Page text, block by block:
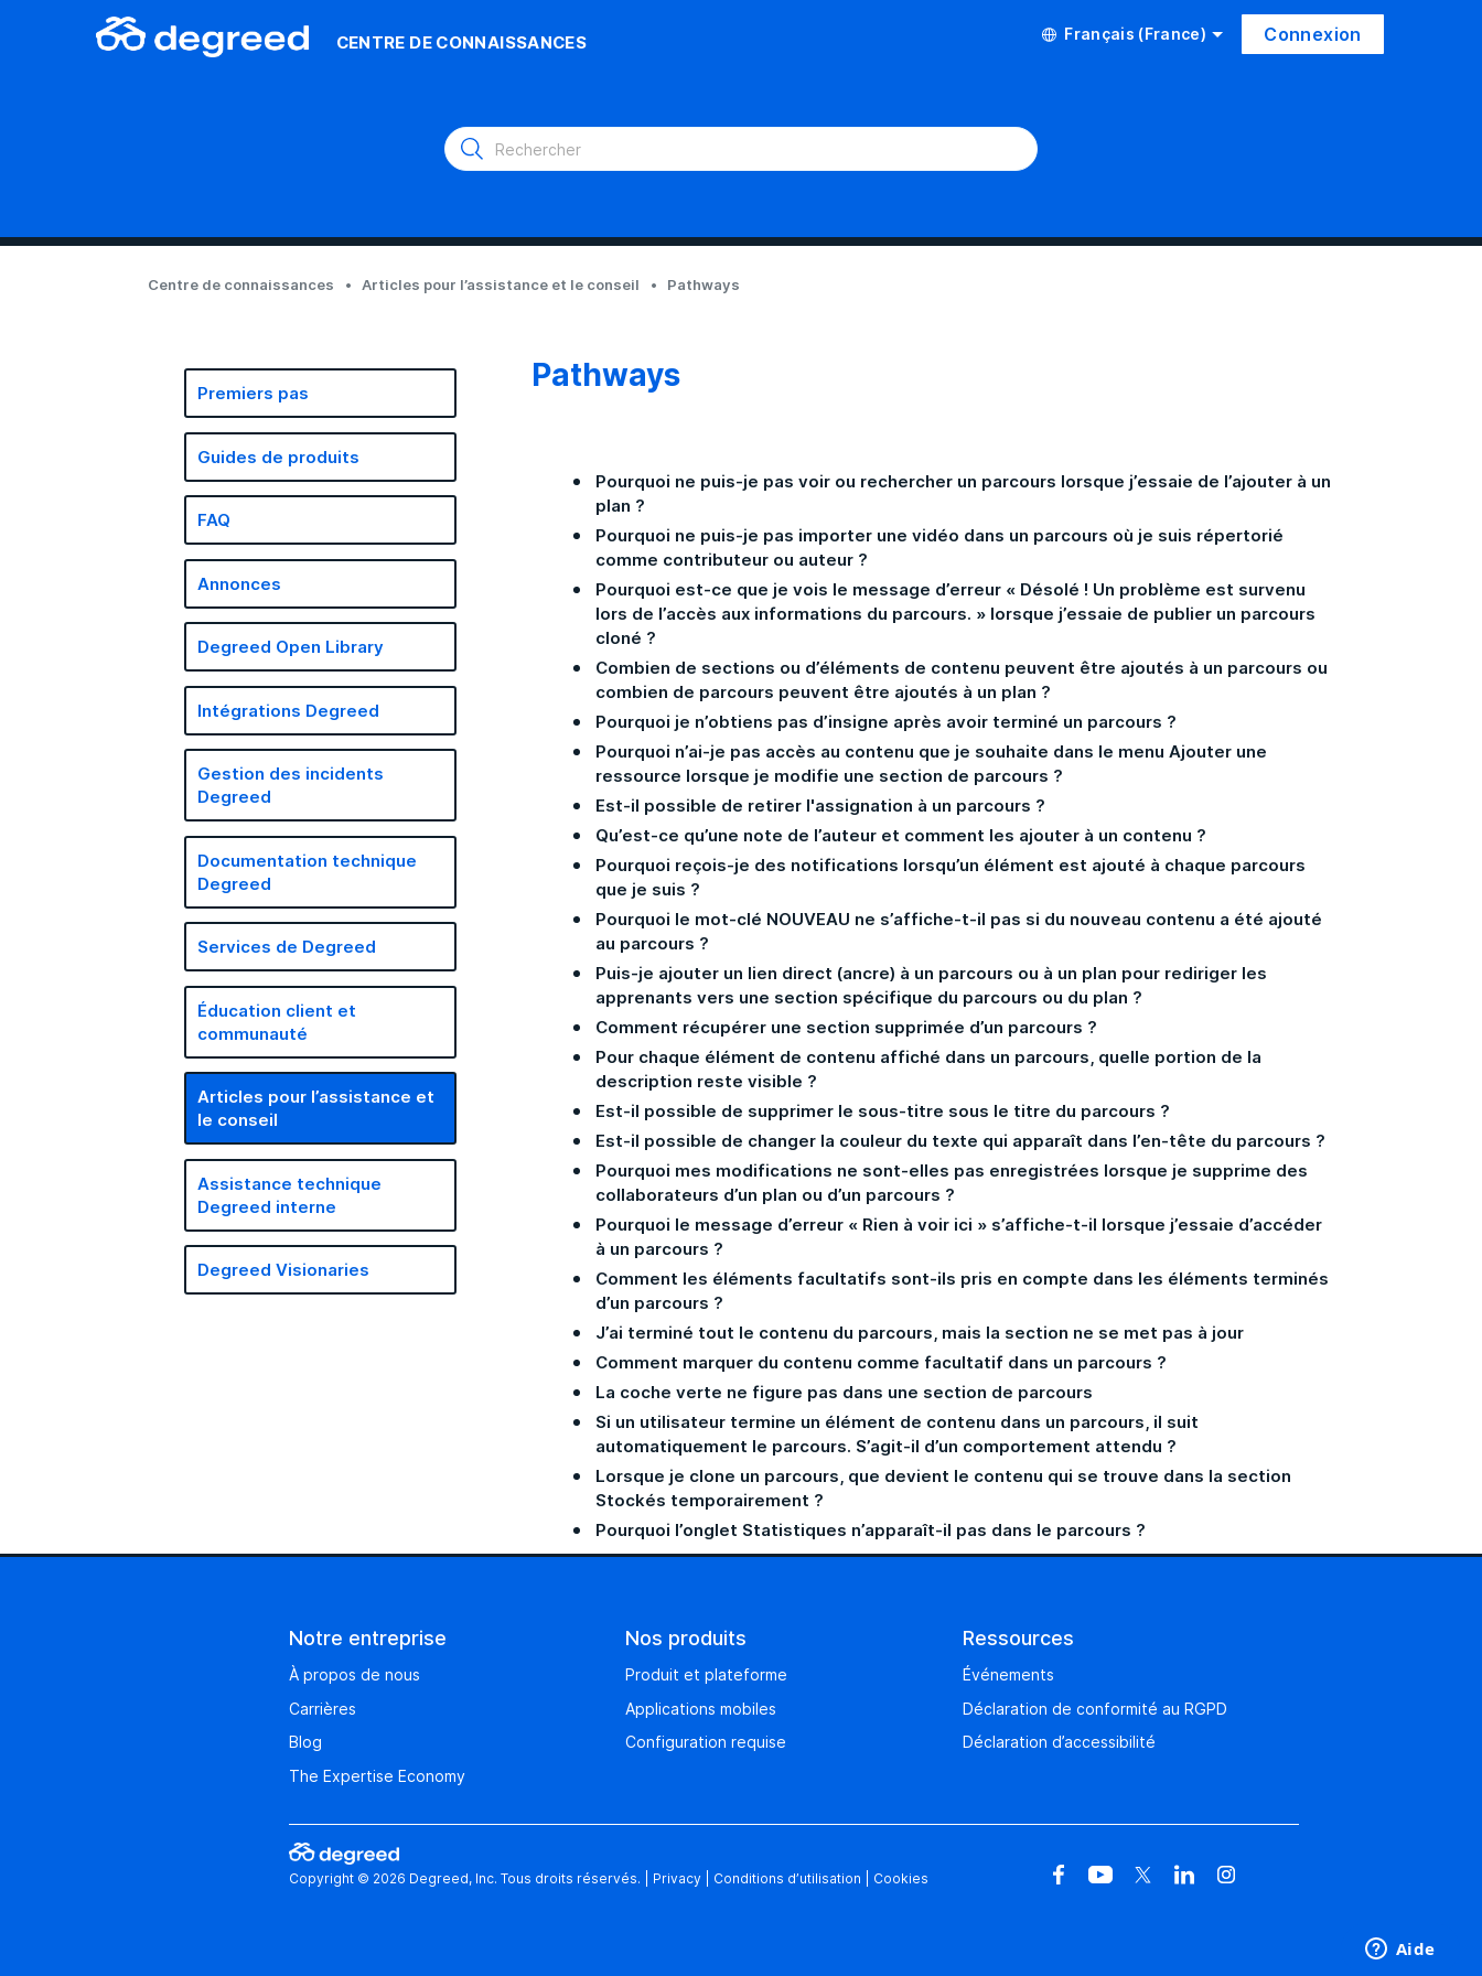
CENTRE DE CONNAISSANCES Français (France) Connexion
Centre de connaissances Articles pour l’assistance et le conseil Pathways
Premiers pas
Guides de produits
FAQ
Annonces
Degreed Open Library
Intégrations Degreed
Gestion des incidents
Degreed
Documentation technique
Degreed
Services de Degreed
Éducation client et
communauté
Articles pour l’assistance et
le conseil
Assistance technique
Degreed interne
Degreed Visionaries
Pathways
Pourquoi ne puis-je pas voir ou rechercher un parcours lorsque j’essaie de l’ajouter à un
plan ?
Pourquoi ne puis-je pas importer une vidéo dans un parcours où je suis répertorié
comme contributeur ou auteur ?
Pourquoi est-ce que je vois le message d’erreur « Désolé ! Un problème est survenu
lors de l’accès aux informations du parcours. » lorsque j’essaie de publier un parcours
cloné ?
Combien de sections ou d’éléments de contenu peuvent être ajoutés à un parcours ou
combien de parcours peuvent être ajoutés à un plan ?
Pourquoi je n’obtiens pas d’insigne après avoir terminé un parcours ?
Pourquoi n’ai-je pas accès au contenu que je souhaite dans le menu Ajouter une
ressource lorsque je modifie une section de parcours ?
Est-il possible de retirer l'assignation à un parcours ?
Qu’est-ce qu’une note de l’auteur et comment les ajouter à un contenu ?
Pourquoi reçois-je des notifications lorsqu’un élément est ajouté à chaque parcours
que je suis ?
Pourquoi le mot-clé NOUVEAU ne s’affiche-t-il pas si du nouveau contenu a été ajouté
au parcours ?
Puis-je ajouter un lien direct (ancre) à un parcours ou à un plan pour rediriger les
apprenants vers une section spécifique du parcours ou du plan ?
Comment récupérer une section supprimée d’un parcours ?
Pour chaque élément de contenu affiché dans un parcours, quelle portion de la
description reste visible ?
Est-il possible de supprimer le sous-titre sous le titre du parcours ?
Est-il possible de changer la couleur du texte qui apparaît dans l’en-tête du parcours ?
Pourquoi mes modifications ne sont-elles pas enregistrées lorsque je supprime des
collaborateurs d’un plan ou d’un parcours ?
Pourquoi le message d’erreur « Rien à voir ici » s’affiche-t-il lorsque j’essaie d’accéder
à un parcours ?
Comment les éléments facultatifs sont-ils pris en compte dans les éléments terminés
d’un parcours ?
J’ai terminé tout le contenu du parcours, mais la section ne se met pas à jour
Comment marquer du contenu comme facultatif dans un parcours ?
La coche verte ne figure pas dans une section de parcours
Si un utilisateur termine un élément de contenu dans un parcours, il suit
automatiquement le parcours. S’agit-il d’un comportement attendu ?
Lorsque je clone un parcours, que devient le contenu qui se trouve dans la section
Stockés temporairement ?
Pourquoi l’onglet Statistiques n’apparaît-il pas dans le parcours ?
Notre entreprise
À propos de nous
Carrières
Blog
The Expertise Economy
Nos produits
Produit et plateforme
Applications mobiles
Configuration requise
Ressources
Événements
Déclaration de conformité au RGPD
Déclaration d’accessibilité
Copyright © 2026 Degreed, Inc. Tous droits réservés. Privacy Conditions d’utilisation Cookies